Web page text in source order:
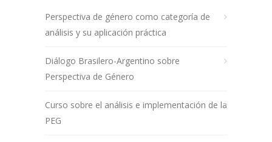
Perspectiva de género como categoría de
análisis y su aplicación práctica
Diálogo Brasilero-Argentino sobre
Perspectiva de Género
Curso sobre el análisis e implementación de la
PEG